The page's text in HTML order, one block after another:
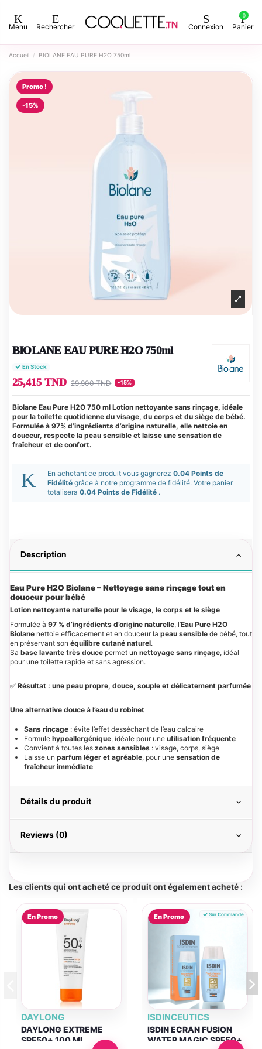
Menu Rechercher Connexion
0
Panier
Accueil BIOLANE EAU PURE H2O 750ml
Promo !
-15%
BIOLANE EAU PURE H2O 750ml
En Stock
25,415 TND 29,900 TND -15%
Biolane Eau Pure H2O 750 ml Lotion nettoyante sans rinçage, idéale
pour la toilette quotidienne du visage, du corps et du siège de bébé.
Formulée à 97% d’ingrédients d’origine naturelle, elle nettoie en
douceur, respecte la peau sensible et laisse une sensation de
fraîcheur et de confort.
En achetant ce produit vous gagnerez 0.04 Points de
Fidélité grâce à notre programme de fidélité. Votre panier
totalisera 0.04 Points de Fidélité .
Description
Eau Pure H2O Biolane – Nettoyage sans rinçage tout en
douceur pour bébé
Lotion nettoyante naturelle pour le visage, le corps et le siège
Formulée à 97 % d’ingrédients d’origine naturelle, l’Eau Pure H2O
Biolane nettoie efficacement et en douceur la peau sensible de bébé, tout
en préservant son équilibre cutané naturel.
Sa base lavante très douce permet un nettoyage sans rinçage, idéal
pour une toilette rapide et sans agression.
✅ Résultat : une peau propre, douce, souple et délicatement parfumée
Une alternative douce à l’eau du robinet
Sans rinçage : évite l’effet desséchant de l’eau calcaire
Formule hypoallergénique, idéale pour une utilisation fréquente
Convient à toutes les zones sensibles : visage, corps, siège
Laisse un parfum léger et agréable, pour une sensation de
fraîcheur immédiate
Détails du produit
Reviews (0)
Les clients qui ont acheté ce produit ont également acheté :
En Promo
DAYLONG
DAYLONG EXTREME
SPF50+ 100 ML
En Promo Sur Commande
ISDINCEUTICS
ISDIN ECRAN FUSION
WATER MAGIC SPF50+